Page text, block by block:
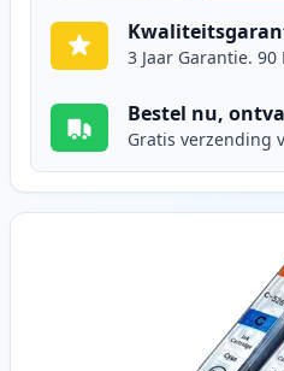
3 Jaar Garantie.
Bestel nu,
Gratis verzending